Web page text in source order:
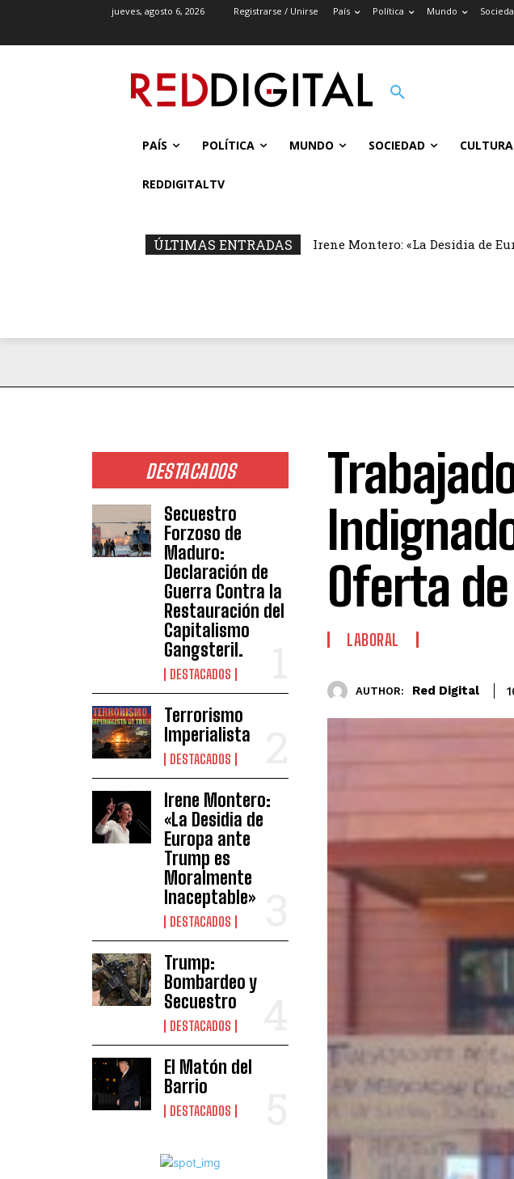
jueves, agosto 6, 2026 Registrarse / Unirse País Política Mundo
PAÍS POLÍTICA MUNDO SOCIEDAD CULTURA
REDDIGITALTV
ÚLTIMAS ENTRADAS Irene Montero: «La Desidia de
DESTACADOS
Secuestro
Forzoso de
Maduro:
Declaración de
Guerra Contra la
Restauración del
Capitalismo
Gangsteril.
DESTACADOS
Terrorismo
Imperialista
DESTACADOS
Irene Montero:
«La Desidia de
Europa ante
Trump es
Moralmente
Inaceptable»
DESTACADOS
Trump:
Bombardeo y
Secuestro
DESTACADOS
El Matón del
Barrio
DESTACADOS
Oferta
LABORAL
AUTHOR: Red Digital